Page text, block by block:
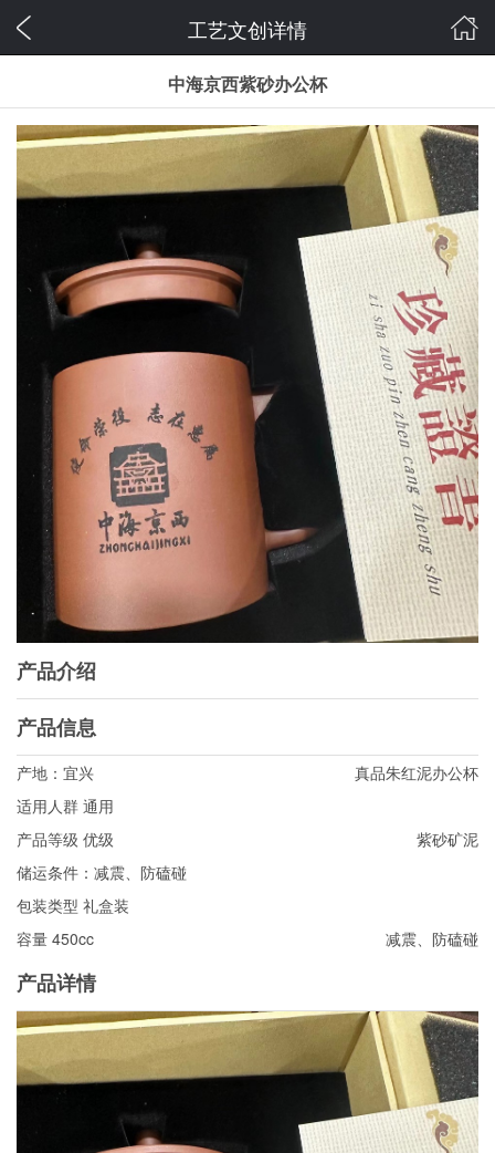
工艺文创详情
中海京西紫砂办公杯
产品介绍
产品信息
产地：宜兴
真品朱红泥办公杯
适用人群 通用
产品等级 优级
紫砂矿泥
储运条件：减震、防磕碰
包装类型 礼盒装
容量 450cc
减震、防磕碰
产品详情